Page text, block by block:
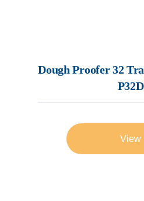
Dough Proofer 32
P32D
View